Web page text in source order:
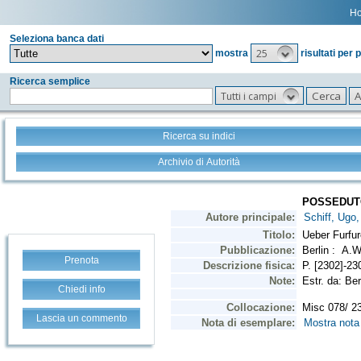
Seleziona banca dati
mostra
25 risultati per
Ricerca semplice
Tutti i campi
Ricerca su indici
Archivio di Autorità
Prenota
Chiedi info
Lascia un commento